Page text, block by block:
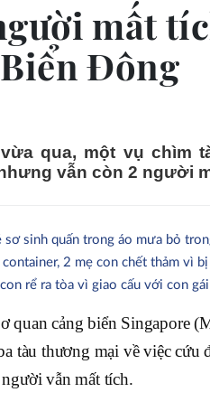
mất
Đông
vừa qua, một vụ chìm
vẫn còn 2 người
sơ sinh quấn trong áo mưa bỏ
container, 2 mẹ con chết thảm vì
rể ra tòa vì giao cấu với con
quan cảng biển Singapore
tàu thương mại về việc
vẫn mất tích.